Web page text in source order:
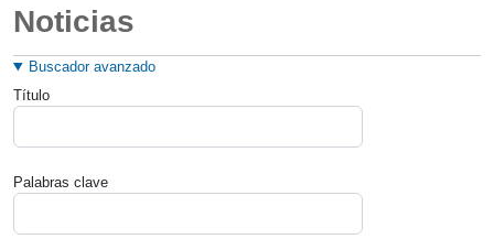
Noticias
Buscador avanzado
Título
Palabras clave